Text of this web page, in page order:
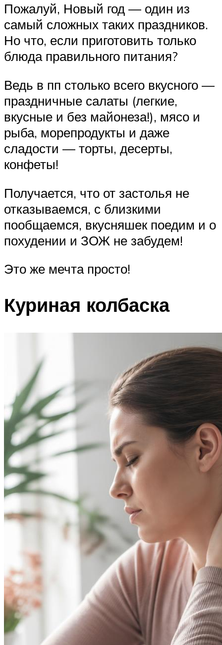
Пожалуй, Новый год — один из
самый сложных таких праздников.
Но что, если приготовить только
блюда правильного питания?
Ведь в пп столько всего вкусного —
праздничные салаты (легкие,
вкусные и без майонеза!), мясо и
рыба, морепродукты и даже
сладости — торты, десерты,
конфеты!
Получается, что от застолья не
отказываемся, с близкими
пообщаемся, вкусняшек поедим и о
похудении и ЗОЖ не забудем!
Это же мечта просто!
Куриная колбаска